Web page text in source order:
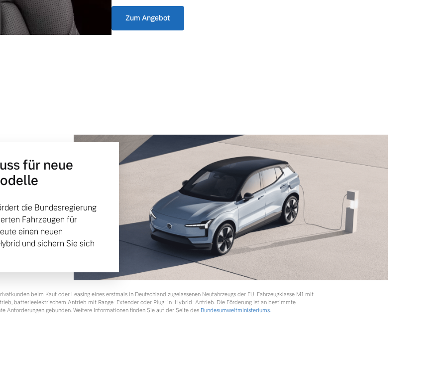
Zum Angebot
für neue
die Bundesregierung
Fahrzeugen für
einen neuen
und sichern Sie sich
beim Kauf oder Leasing eines erstmals in Deutschland zugelassenen Neufahrzeugs der EU-Fahrzeugklasse M1 mit
batterieelektrischem Antrieb mit Range-Extender oder Plug-in-Hybrid-Antrieb. Die Förderung ist an bestimmte
Anforderungen gebunden. Weitere Informationen finden Sie auf der Seite des Bundesumweltministeriums.